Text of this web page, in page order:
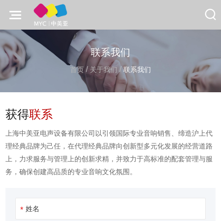
联系我们
首页/ 关于我们 /联系我们
获得联系
上海中美亚电声设备有限公司以引领国际专业音响销售、缔造沪上代
理经典品牌为己任，在代理经典品牌向创新型多元化发展的经营道路
上，力求服务与管理上的创新求精，并致力于高标准的配套管理与服
务，确保创建高品质的专业音响文化氛围。